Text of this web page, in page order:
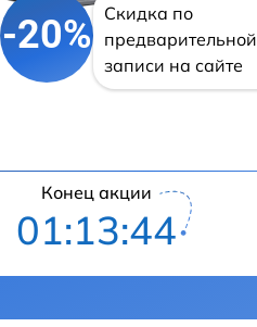
-20%
Скидка по
предварительной
записи на сайте
Конец акции
01:13:43